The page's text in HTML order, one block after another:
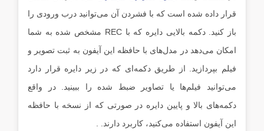
قرار داده شده است که با فشردن آن می‌توانید درب ورودی را
باز کنید. دکمه بالایی دایره که با REC مشخص شده به شما
امکان می‌دهد در مدل‌های با حافظه این آیفون به ثبت تصویر و
فیلم بپردازید. از طریق دکمه‌ای که در زیر دایره قرار دارد
می‌توانید فیلم‌ها یا تصاویر ضبط شده را ببینید. در واقع
دکمه‌های بالا و پایین دایره در صورتی که از نسخه با حافظه
این آیفون استفاده می‌کنید، کاربرد دارند. .